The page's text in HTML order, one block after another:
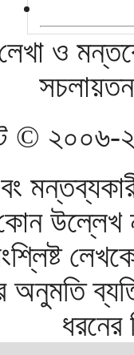
ও
© ২০০৬-
উল্লেখ
অনুমতি
ধরনের